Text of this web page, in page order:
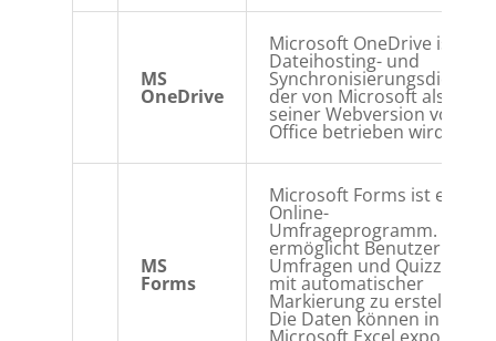
MS
OneDrive
Microsoft OneDrive ist ein
Dateihosting- und
Synchronisierungsdienst,
der von Microsoft als Teil
seiner Webversion von
Office betrieben wird.
MS
Forms
Microsoft Forms ist ein
Online-
Umfrageprogramm. Es
ermöglicht Benutzern
Umfragen und Quizzes
mit automatischer
Markierung zu erstellen.
Die Daten können in